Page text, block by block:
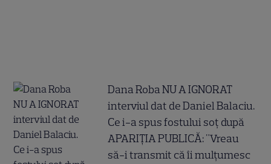
Dana Roba NU A IGNORAT
interviul dat de Daniel Balaciu.
Ce i-a spus fostului soț după
APARIȚIA PUBLICĂ: "Vreau
să-i transmit că îi mulțumesc